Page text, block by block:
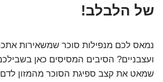
של הלבלב!
נמאס לכם מנפילות סוכר שמשאירות
ועצבניים? הסיבים המסיסים כאן
שמאט את קצב ספיגת הסוכר מהמזון